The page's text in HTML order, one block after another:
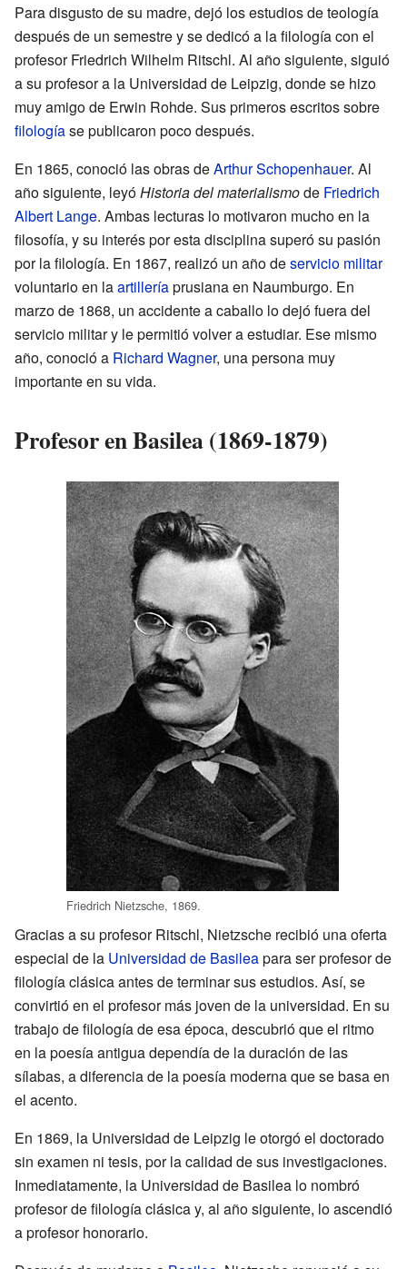
Para disgusto de su madre, dejó los estudios de teología
después de un semestre y se dedicó a la filología con el
profesor Friedrich Wilhelm Ritschl. Al año siguiente, siguió
a su profesor a la Universidad de Leipzig, donde se hizo
muy amigo de Erwin Rohde. Sus primeros escritos sobre
filologíase publicaron poco después.
En 1865, conoció las obras deArthur Schopenhauer. Al
año siguiente, leyóHistoria del materialismode Friedrich
Albert Lange. Ambas lecturas lo motivaron mucho en la
filosofía, y su interés por esta disciplina superó su pasión
por la filología. En 1867, realizó un año deservicio militar
voluntario en laartilleríaprusiana en Naumburgo. En
marzo de 1868, un accidente a caballo lo dejó fuera del
servicio militar y le permitió volver a estudiar. Ese mismo
año, conoció a Richard Wagner, una persona muy
importante en su vida.
Profesor en Basilea (1869-1879)
Friedrich Nietzsche, 1869.
Gracias a su profesor Ritschl, Nietzsche recibió una oferta
especial de la Universidad de Basileapara ser profesor de
filología clásica antes de terminar sus estudios. Así, se
convirtió en el profesor más joven de la universidad. En su
trabajo de filología de esa época, descubrió que el ritmo
en la poesía antigua dependía de la duración de las
sílabas, a diferencia de la poesía moderna que se basa en
el acento.
En 1869, la Universidad de Leipzig le otorgó el doctorado
sin examen ni tesis, por la calidad de sus investigaciones.
Inmediatamente, la Universidad de Basilea lo nombró
profesor de filología clásica y, al año siguiente, lo ascendió
a profesor honorario.